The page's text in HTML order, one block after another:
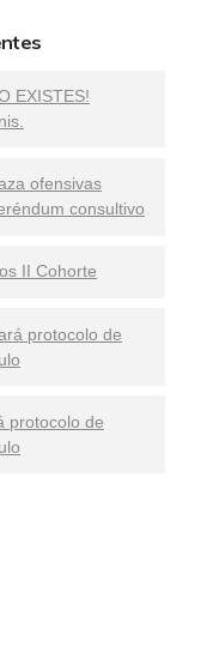
EXISTES!
ofensivas
consultivo
II Cohorte
protocolo de
protocolo de